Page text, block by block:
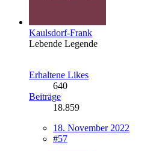
Kaulsdorf-Frank
Lebende Legende
Erhaltene Likes
640
Beiträge
18.859
18. November 2022
#57